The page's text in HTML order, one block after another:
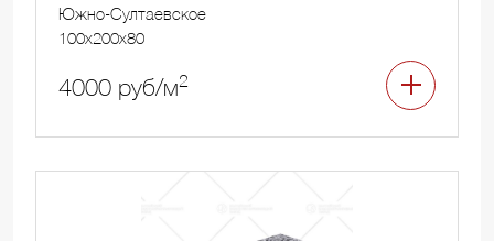
Южно-Султаевское
100x200x80
4000 руб/м2